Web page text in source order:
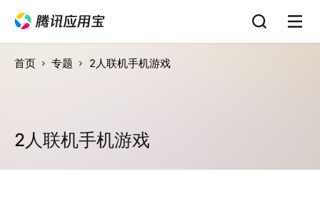
首页 专题 2人联机手机游戏
2人联机手机游戏